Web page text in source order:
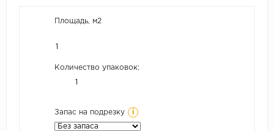
Площадь, м2
Количество упаковок:
Запас на подрезку i